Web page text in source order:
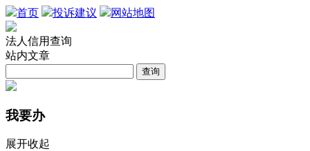
首页 投诉建议 网站地图
法人信用查询
站内文章
查询
我要办
展开收起